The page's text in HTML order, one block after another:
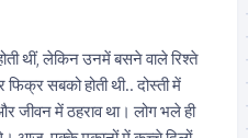
थीं, लेकिन उनमें बसने वाले रिश्ते
सबको होती थी.. दोस्ती में
जीवन में ठहराव था। लोग भले ही